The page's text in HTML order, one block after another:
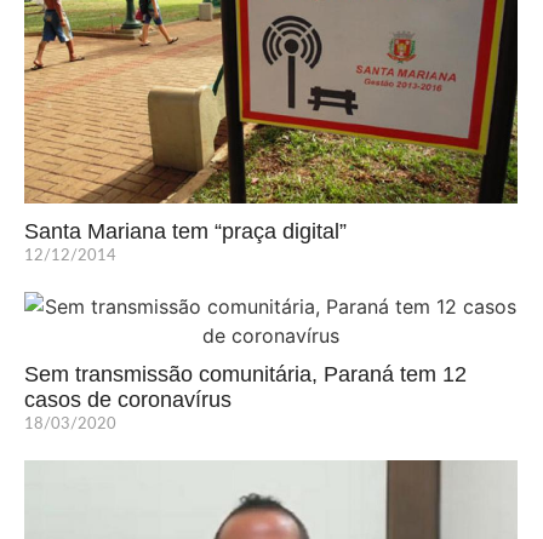
Santa Mariana tem “praça digital”
12/12/2014
Sem transmissão comunitária, Paraná tem 12
casos de coronavírus
18/03/2020